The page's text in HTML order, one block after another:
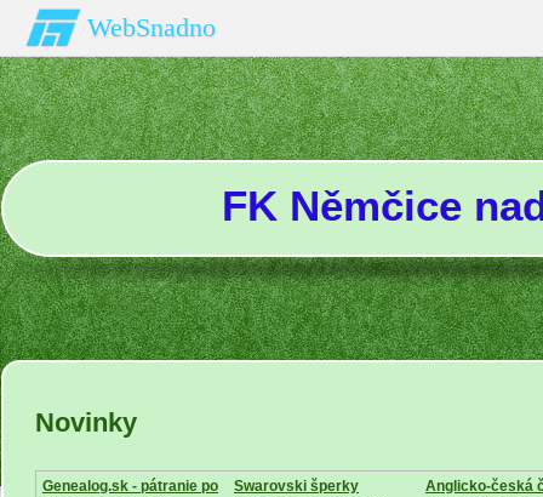
WebSnadno
FK Němčice
Novinky
Genealog.sk - pátranie po Swarovski šperky Anglicko-česká